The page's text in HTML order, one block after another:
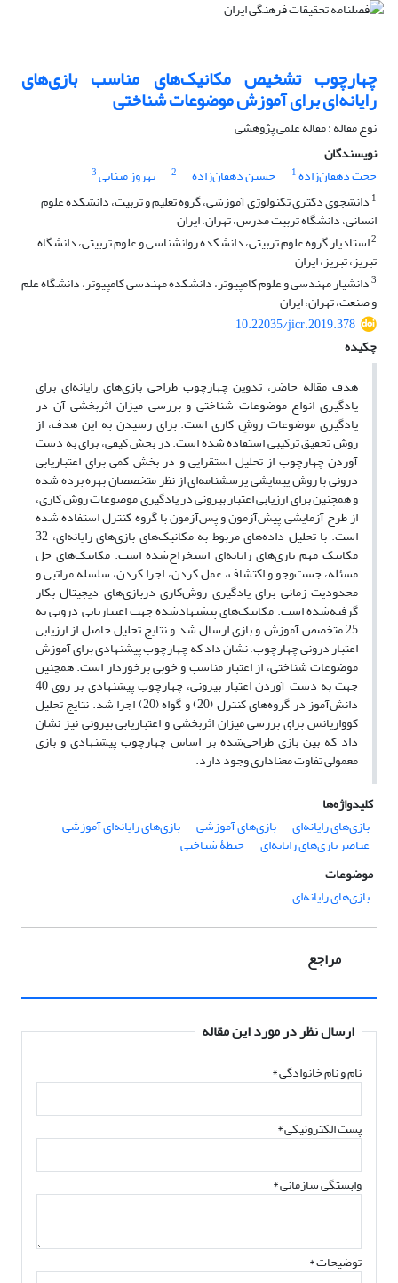
چهارچوب تشخیص مکانیک‌های مناسب بازی‌های
رایانه‌ای برای آموزش موضوعات شناختی
نوع مقاله : مقاله علمی پژوهشی
نویسندگان
حجت دهقان‌زاده1 حسین دهقان‌زاده 2 بهروز مینایی3
1 دانشجوی دکتری تکنولوژی آموزشی، گروه تعلیم و تربیت، دانشکده علوم
انسانی، دانشگاه تربیت مدرس، تهران، ایران
2استادیار گروه علوم تربیتی، دانشکده روانشناسی و علوم تربیتی، دانشگاه
تبریز، تبریز، ایران
3دانشیار مهندسی و علوم کامپیوتر، دانشکده مهندسی کامپیوتر، دانشگاه علم
و صنعت، تهران، ایران
10.22035/jicr.2019.378
چکیده
هدف مقاله حاضر، تدوین چهارچوب طراحی بازی‌های رایانه‌ای برای
یادگیری انواع موضوعات شناختی و بررسی میزان اثربخشی آن در
یادگیری موضوعات روشِ کاری است. برای رسیدن به این هدف، از
روش تحقیق ترکیبی استفاده‌ شده است. در بخش کیفی، برای به دست
آوردن چهارچوب از تحلیل استقرایی و در بخش کمی برای اعتباریابی
درونی با روش پیمایشی پرسشنامه‌ای از نظر متخصصان بهره برده شده
و همچنین برای ارزیابی اعتبار بیرونی در یادگیری موضوعات روش کاری،
از طرح آزمایشی پیش‌آزمون و پس‌آزمون با گروه کنترل استفاده شده
است. با تحلیل داده‌های مربوط به مکانیک‌های بازی‌های رایانه‌ای، 32
مکانیک مهم بازی‌های رایانه‌ای استخراج‌شده است. مکانیک‌های حل
مسئله، جست‌و‌جو و اکتشاف، عمل کردن، اجرا کردن، سلسله مراتبی و
محدودیت زمانی برای یادگیری روش‌کاری دربازی‌های دیجیتال بکار
گرفته‌شده است. مکانیک‌های پیشنهادشده جهت اعتباریابی درونی به
25 متخصص آموزش و بازی ارسال شد و نتایج تحلیل حاصل از ارزیابی
اعتبار درونی چهارچوب، نشان داد که چهارچوب پیشنهادی برای آموزش
موضوعات شناختی، از اعتبار مناسب و خوبی برخوردار است. همچنین
جهت به دست آوردن اعتبار بیرونی، چهارچوب پیشنهادی بر روی 40
دانش‌آموز در گروه‌های کنترل (20) و گواه (20) اجرا شد. نتایج تحلیل
کوواریانس برای بررسی میزان اثربخشی و اعتباریابی بیرونی نیز نشان
داد که بین بازی طراحی‌شده بر اساس چهارچوب پیشنهادی و بازی
معمولی تفاوت معناداری وجود دارد.
کلیدواژه‌ها
بازی‌های رایانه‌ای
بازی‌های آموزشی بازی‌های رایانه‌ای آموزشی
عناصر بازی‌های رایانه‌ای
حیطۀ شناختی
موضوعات
بازی‌های رایانه‌ای
مراجع
ارسال نظر در مورد این مقاله
نام و نام خانوادگی*
پست الکترونیکی*
وابستگی سازمانی *
توضیحات *